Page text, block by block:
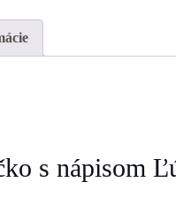
s nápisom